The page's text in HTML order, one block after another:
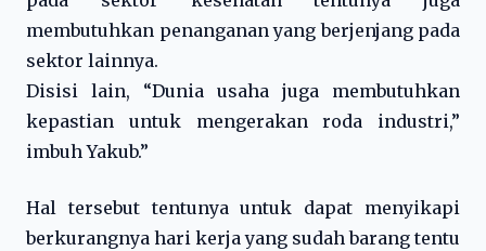
membutuhkan penanganan yang berjenjang pada
sektor lainnya.
Disisi lain, “Dunia usaha juga membutuhkan
kepastian untuk mengerakan roda industri,”
imbuh Yakub.”
Hal tersebut tentunya untuk dapat menyikapi
berkurangnya hari kerja yang sudah barang tentu